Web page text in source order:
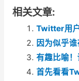
相关文章:
Twitter用
因为似乎
有趣比喻
首先看看